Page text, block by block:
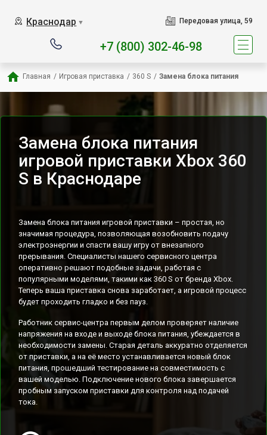
Краснодар ▼ Передовая улица, 59
+7 (800) 302-46-98
Главная / Игровая приставка / 360 S / Замена блока питания
Замена блока питания
игровой приставки Xbox 360
S в Краснодаре
Замена блока питания игровой приставки – простая, но
значимая процедура, позволяющая возобновить подачу
электроэнергии и спасти вашу игру от внезапного
прерывания. Специалисты нашего сервисного центра
оперативно решают подобные задачи, работая с
популярными моделями, такими как 360 S от бренда Xbox.
Теперь ваша приставка снова заработает, а игровой процесс
будет проходить гладко и без пауз.
Работник сервис-центра первым делом проверяет наличие
напряжения на входе и выходе блока питания, убеждается в
необходимости замены. Старая деталь аккуратно отделяется
от приставки, а на её место устанавливается новый блок
питания, прошедший тестирование на совместимость с
вашей моделью. Подключение нового блока завершается
пробным запуском приставки для контроля над подачей
тока.